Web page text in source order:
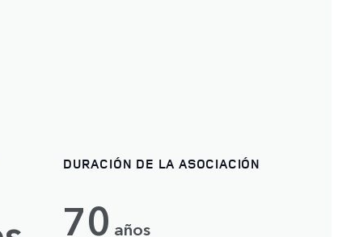
DURACIÓN DE LA ASOCIACIÓN
70 años